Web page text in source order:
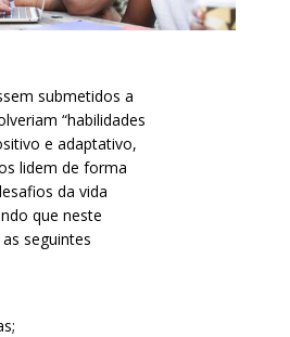
submetidos a
“habilidades
e adaptativo,
lidem de forma
da vida
que neste
seguintes